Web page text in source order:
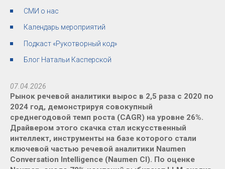
СМИ о нас
Календарь мероприятий
Подкаст «Рукотворный код»
Блог Натальи Касперской
07.04.2026
Рынок речевой аналитики вырос в 2,5 раза с 2020 по
2024 год, демонстрируя совокупный
среднегодовой темп роста (CAGR) на уровне 26%.
Драйвером этого скачка стал искусственный
интеллект, инструменты на базе которого стали
ключевой частью речевой аналитики Naumen
Conversation Intelligence (Naumen CI). По оценке